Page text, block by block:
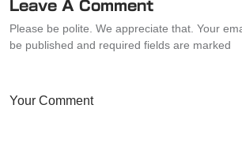
ョ
Leave A Comment
Please be polite. We appreciate that. Your
be published and required fields are marked